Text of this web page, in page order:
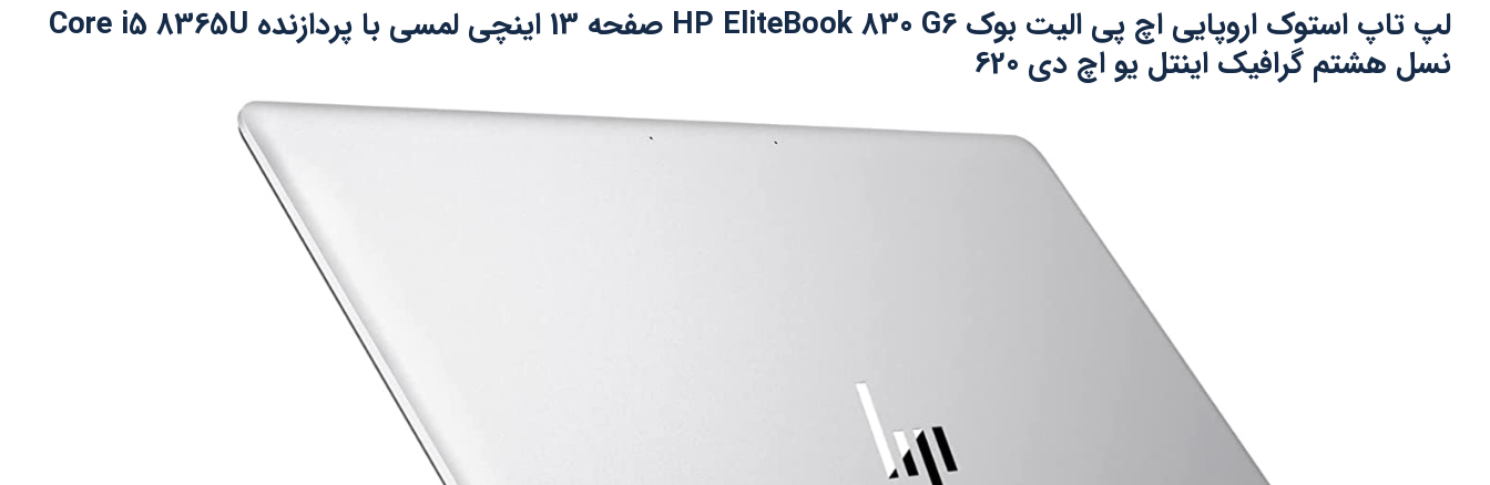
لپ تاپ استوک اروپایی اچ پی الیت بوک HP EliteBook 830 G6 صفحه 13 اینچی لمسی با پردازنده Core i5 8365U
نسل هشتم گرافیک اینتل یو اچ دی 620